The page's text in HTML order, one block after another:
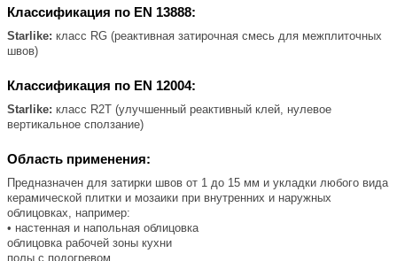
Классификация по EN 13888:
Starlike: класс RG (реактивная затирочная смесь для межплиточных
швов)
Классификация по EN 12004:
Starlike: класс R2T (улучшенный реактивный клей, нулевое
вертикальное сползание)
Область применения:
Предназначен для затирки швов от 1 до 15 мм и укладки любого вида
керамической плитки и мозаики при внутренних и наружных
облицовках, например:
• настенная и напольная облицовка
облицовка рабочей зоны кухни
полы с подогревом